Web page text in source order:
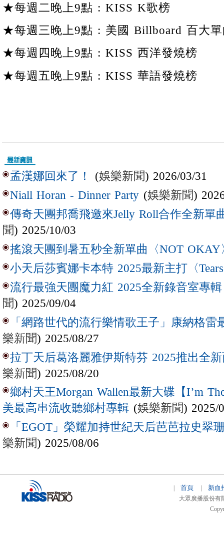
★每週二晚上9點 : KISS K歌榜
★每週三晚上9點 : 美國 Billboard 百大
★每週四晚上9點 : KISS 西洋發燒榜
★每週五晚上9點 : KISS 華語發燒榜
孟漢娜回來了！ (娛樂新聞) 2026/03/31
Niall Horan - Dinner Party (娛樂新聞)
傳奇天團邦喬飛邀來Jelly Roll合作全新單
聞) 2025/10/03
搖滾天團到暑五秒全新單曲〈NOT OKAY
小天后莎賓娜卡本特 2025最新主打〈
流行最強天團魔力紅 2025全新錄音室專
聞) 2025/09/04
「網路世代的流行樂情歌王子」康納格雷
樂新聞) 2025/08/27
拉丁天后葛洛麗雅伊斯特芬 2025推出全新
樂新聞) 2025/08/20
鄉村天王Morgan Wallen最新大碟【I’m
美最高串流收聽鄉村專輯 (娛樂新聞) 2025/
「EGOT」榮耀加持世紀天后芭芭拉史翠
樂新聞) 2025/08/06
首頁 新血
大眾廣播股份有